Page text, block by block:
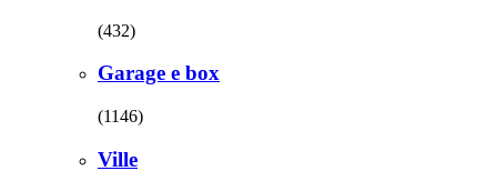
(432)
Garage e box
(1146)
Ville